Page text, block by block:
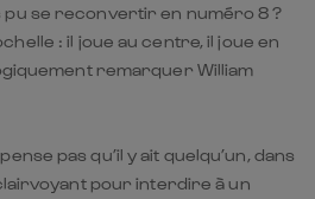
pu se reconvertir en numéro 8 ?
: il joue au centre, il joue en
remarquer William
pas qu’il y ait quelqu’un, dans
pour interdire à un